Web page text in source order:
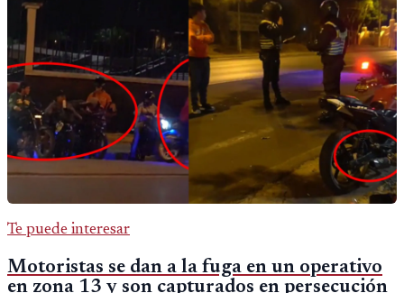
Te puede interesar
Motoristas se dan a la fuga en un operativo
en zona 13 y son capturados en persecución